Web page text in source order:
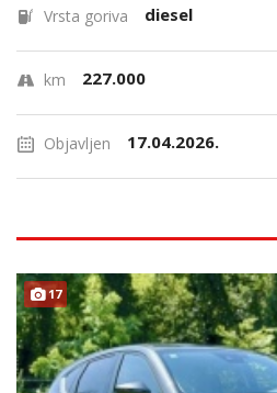
Vrsta goriva diesel
km 227.000
Objavljen 17.04.2026.
17